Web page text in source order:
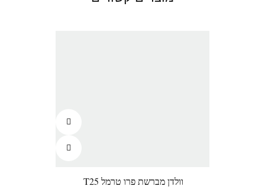
וולדן מברשת פרו טרמל T25